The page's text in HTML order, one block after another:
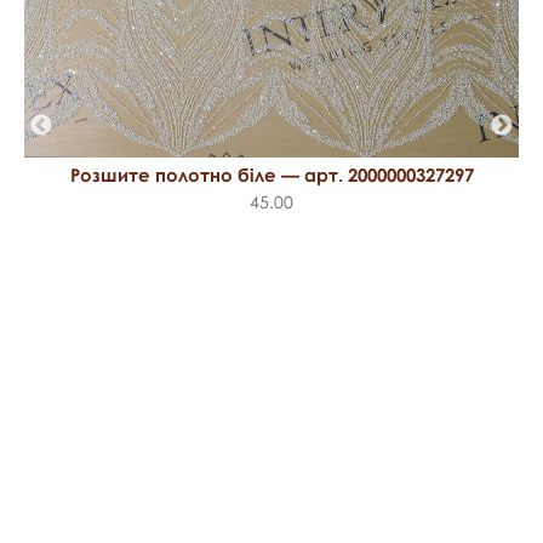
Розшите полотно біле — арт. 2000000327297
45.00